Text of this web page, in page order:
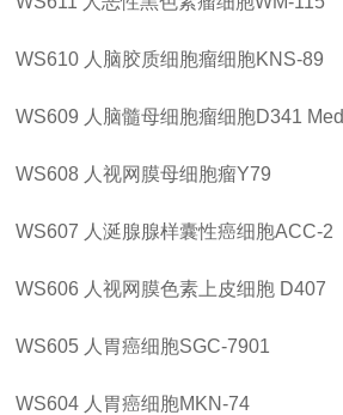
WS610 人脑胶质细胞瘤细胞KNS-89
WS609 人脑髓母细胞瘤细胞D341 Med
WS608 人视网膜母细胞瘤Y79
WS607 人涎腺腺样囊性癌细胞ACC-2
WS606 人视网膜色素上皮细胞 D407
WS605 人胃癌细胞SGC-7901
WS604 人胃癌细胞MKN-74